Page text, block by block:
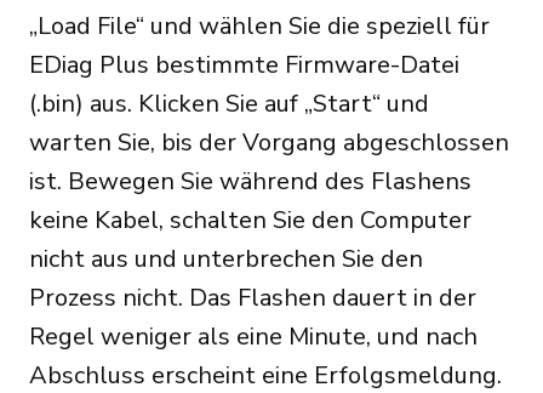
„Load File“ und wählen Sie die speziell für
EDiag Plus bestimmte Firmware-Datei
(.bin) aus. Klicken Sie auf „Start“ und
warten Sie, bis der Vorgang abgeschlossen
ist. Bewegen Sie während des Flashens
keine Kabel, schalten Sie den Computer
nicht aus und unterbrechen Sie den
Prozess nicht. Das Flashen dauert in der
Regel weniger als eine Minute, und nach
Abschluss erscheint eine Erfolgsmeldung.